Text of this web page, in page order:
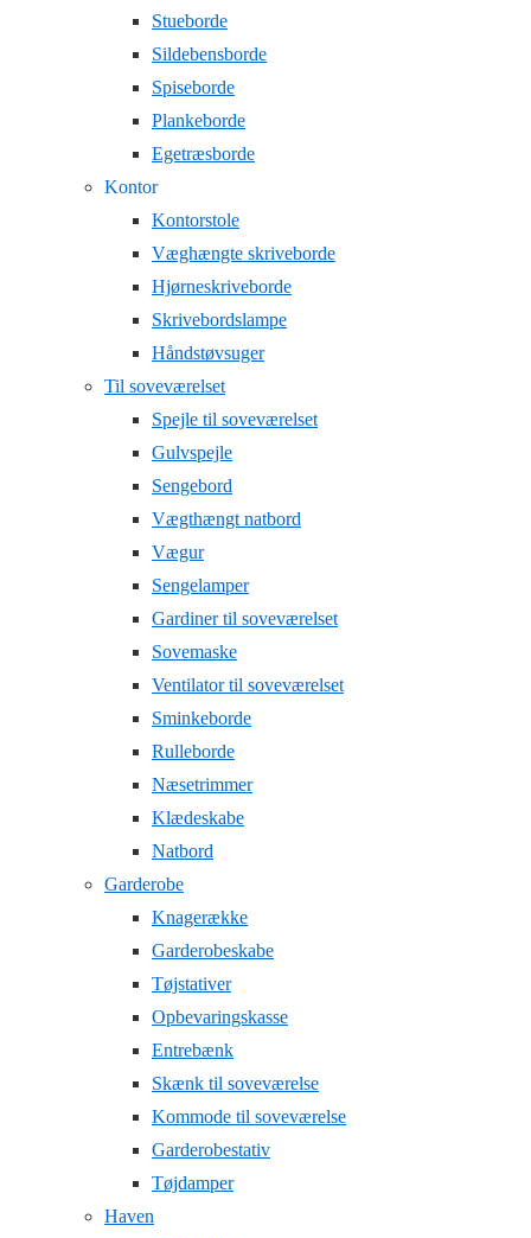
Stueborde
Sildebensborde
Spiseborde
Plankeborde
Egetræsborde
Kontor
Kontorstole
Væghængte skriveborde
Hjørneskriveborde
Skrivebordslampe
Håndstøvsuger
Til soveværelset
Spejle til soveværelset
Gulvspejle
Sengebord
Vægthængt natbord
Vægur
Sengelamper
Gardiner til soveværelset
Sovemaske
Ventilator til soveværelset
Sminkeborde
Rulleborde
Næsetrimmer
Klædeskabe
Natbord
Garderobe
Knagerække
Garderobeskabe
Tøjstativer
Opbevaringskasse
Entrebænk
Skænk til soveværelse
Kommode til soveværelse
Garderobestativ
Tøjdamper
Haven